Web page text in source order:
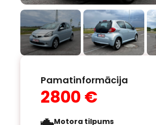
Pamatinformācija
2800 €
Motora tilpums